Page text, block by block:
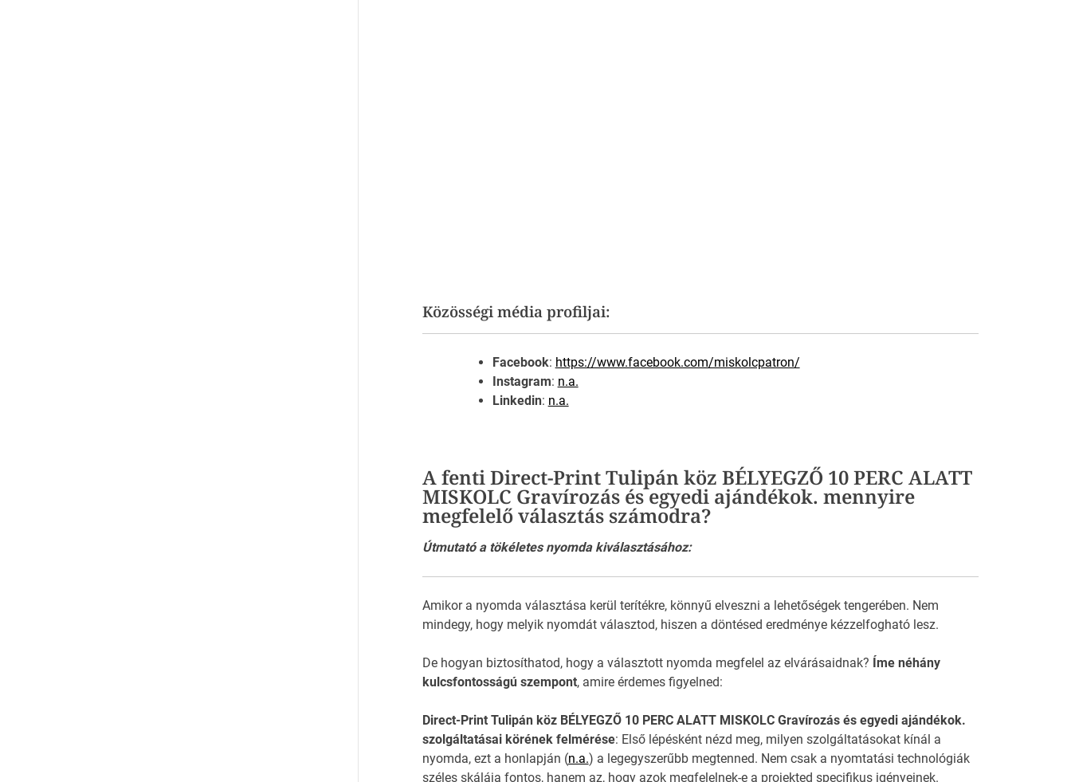
Közösségi média profiljai:
Facebook: https://www.facebook.com/miskolcpatron/
Instagram: n.a.
Linkedin: n.a.
A fenti Direct-Print Tulipán köz BÉLYEGZŐ 10 PERC ALATT
MISKOLC Gravírozás és egyedi ajándékok. mennyire
megfelelő választás számodra?
Útmutató a tökéletes nyomda kiválasztásához:
Amikor a nyomda választása kerül terítékre, könnyű elveszni a lehetőségek tengerében. Nem
mindegy, hogy melyik nyomdát választod, hiszen a döntésed eredménye kézzelfogható lesz.
De hogyan biztosíthatod, hogy a választott nyomda megfelel az elvárásaidnak? Íme néhány
kulcsfontosságú szempont, amire érdemes figyelned:
Direct-Print Tulipán köz BÉLYEGZŐ 10 PERC ALATT MISKOLC Gravírozás és egyedi ajándékok.
szolgáltatásai körének felmérése: Első lépésként nézd meg, milyen szolgáltatásokat kínál a
nyomda, ezt a honlapján (n.a.) a legegyszerűbb megtenned. Nem csak a nyomtatási technológiák
széles skálája fontos, hanem az, hogy azok megfelelnek-e a projekted specifikus igényeinek.